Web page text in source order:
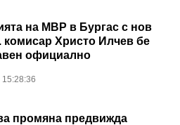
на МВР в Бургас с нов
комисар Христо Илчев бе
официално
промяна предвижда